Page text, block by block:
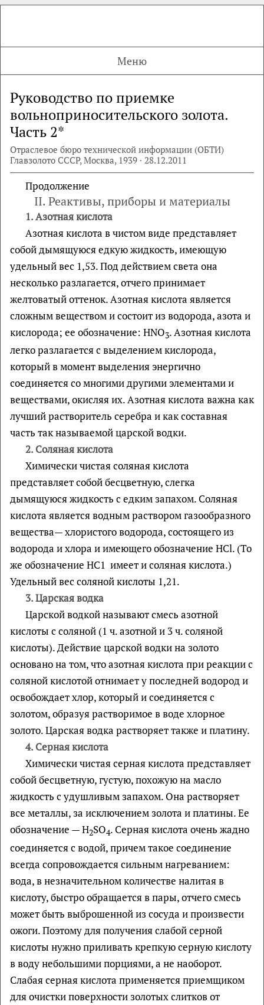
Меню
Руководство по приемке
вольноприносительского золота.
Часть 2*
Отраслевое бюро технической информации (ОБТИ)
Главзолото СССР, Москва, 1939 · 28.12.2011
Продолжение
II. Реактивы, приборы и материалы
1.Азотная кислота
Азотная кислота в чистом виде представляет
собой дымящуюся едкую жидкость, имеющую
удельный вес 1,53. Под действием света она
несколько разлагается, отчего принимает
желтоватый оттенок. Азотная кислота является
сложным веществом и состоит из водорода, азота и
кислорода; ее обозначение: HNO3. Азотная кислота
легко разлагается с выделением кислорода,
который в момент выделения энергично
соединяется со многими другими элементами и
веществами, окисляя их. Азотная кислота важна как
лучший растворитель серебра и как составная
часть так называемой царской водки.
2.Соляная кислота
Химически чистая соляная кислота
представляет собой бесцветную, слегка
дымящуюся жидкость с едким запахом. Соляная
кислота является водным раствором газообразного
вещества— хлористого водорода, состоящего из
водорода и хлора и имеющего обозначение НСl. (То
же обозначение НС1 имеет и соляная кислота.)
Удельный вес соляной кислоты 1,21.
3.Царская водка
Царской водкой называют смесь азотной
кислоты с соляной (1 ч. азотной и 3 ч. соляной
кислоты). Действие царской водки на золото
основано на том, что азотная кислота при реакции с
соляной кислотой отнимает у последней водород и
освобождает хлор, который и соединяется с
золотом, образуя растворимое в воде хлорное
золото. Царская водка растворяет также и платину.
4.Серная кислота
Химически чистая серная кислота представляет
собой бесцветную, густую, похожую на масло
жидкость с удушливым запахом. Она растворяет
все металлы, за исключением золота и платины. Ее
обозначение — Н2SO4. Серная кислота очень жадно
соединяется с водой, причем такое соединение
всегда сопровождается сильным нагреванием:
вода, в незначительном количестве налитая в
кислоту, быстро обращается в пары, отчего смесь
может быть выброшенной из сосуда и произвести
ожоги. Поэтому для получения слабой серной
кислоты нужно приливать крепкую серную кислоту
в воду небольшими порциями, а не наоборот.
Слабая серная кислота применяется приемщиком
для очистки поверхности золотых слитков от